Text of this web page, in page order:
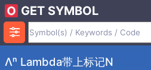
GET SYMBOL
Λⁿ Lambda带上标记n